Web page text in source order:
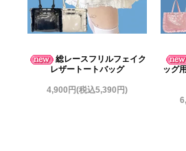
総レースフリルフェイク
レザートートバッグ
4,900円(税込5,390円)
ッグ